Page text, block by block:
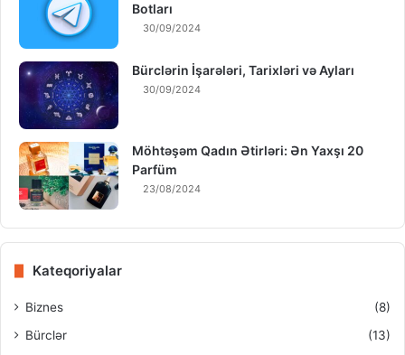
Botları
30/09/2024
Bürclərin İşarələri, Tarixləri və Ayları
30/09/2024
Möhtəşəm Qadın Ətirləri: Ən Yaxşı 20
Parfüm
23/08/2024
Kateqoriyalar
Biznes
(8)
Bürclər
(13)